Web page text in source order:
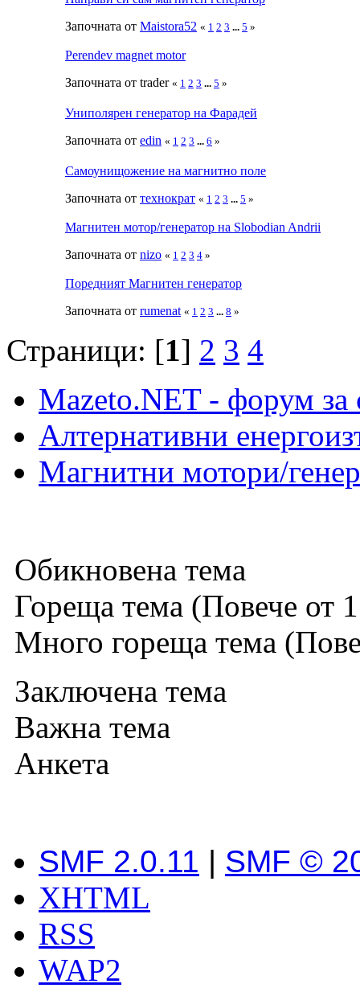
Започната от Maistora52 « 1 2 3 ... 5 »
Perendev magnet motor
Започната от trader « 1 2 3 ... 5 »
Униполярен генератор на Фарадей
Започната от edin « 1 2 3 ... 6 »
Самоунищожение на магнитно поле
Започната от технократ « 1 2 3 ... 5 »
Магнитен мотор/генератор на Slobodian Andrii
Започната от nizo « 1 2 3 4 »
Поредният Магнитен генератор
Започната от rumenat « 1 2 3 ... 8 »
Страници: [1] 2 3 4
Mazeto.NET - форум за
Алтернативни
Магнитни мотори/
Обикновена тема
Гореща тема (Повече от
Много гореща тема
Заключена тема
Важна тема
Анкета
SMF 2.0.11 | SMF ©
XHTML
RSS
WAP2